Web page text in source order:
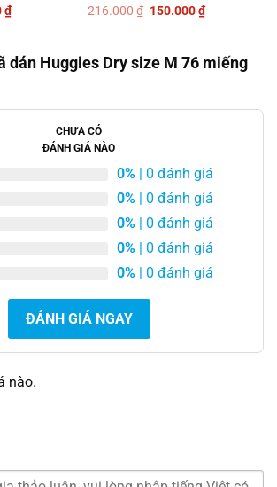
₫Giá
hiện
320.000 ₫.
Được
5
216.000₫ Giá
150.000₫Giá
hiện
150.000 ₫.
dán Huggies Dry size M 76 miếng
CHƯA CÓ
ĐÁNH GIÁ NÀO
0% | 0 đánh giá
0% | 0 đánh giá
0% | 0 đánh giá
0% | 0 đánh giá
0% | 0 đánh giá
ĐÁNH GIÁ NGAY
nào.